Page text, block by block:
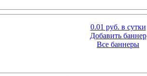
0.01 руб. в сутки
Добавить баннер
Все баннеры